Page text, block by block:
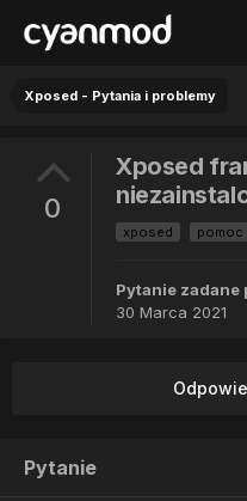
Xposed - Pytania i problemy
0
Xposed
xposed pomoc
Pytanie zadane
30 Marca 2021
Pytanie